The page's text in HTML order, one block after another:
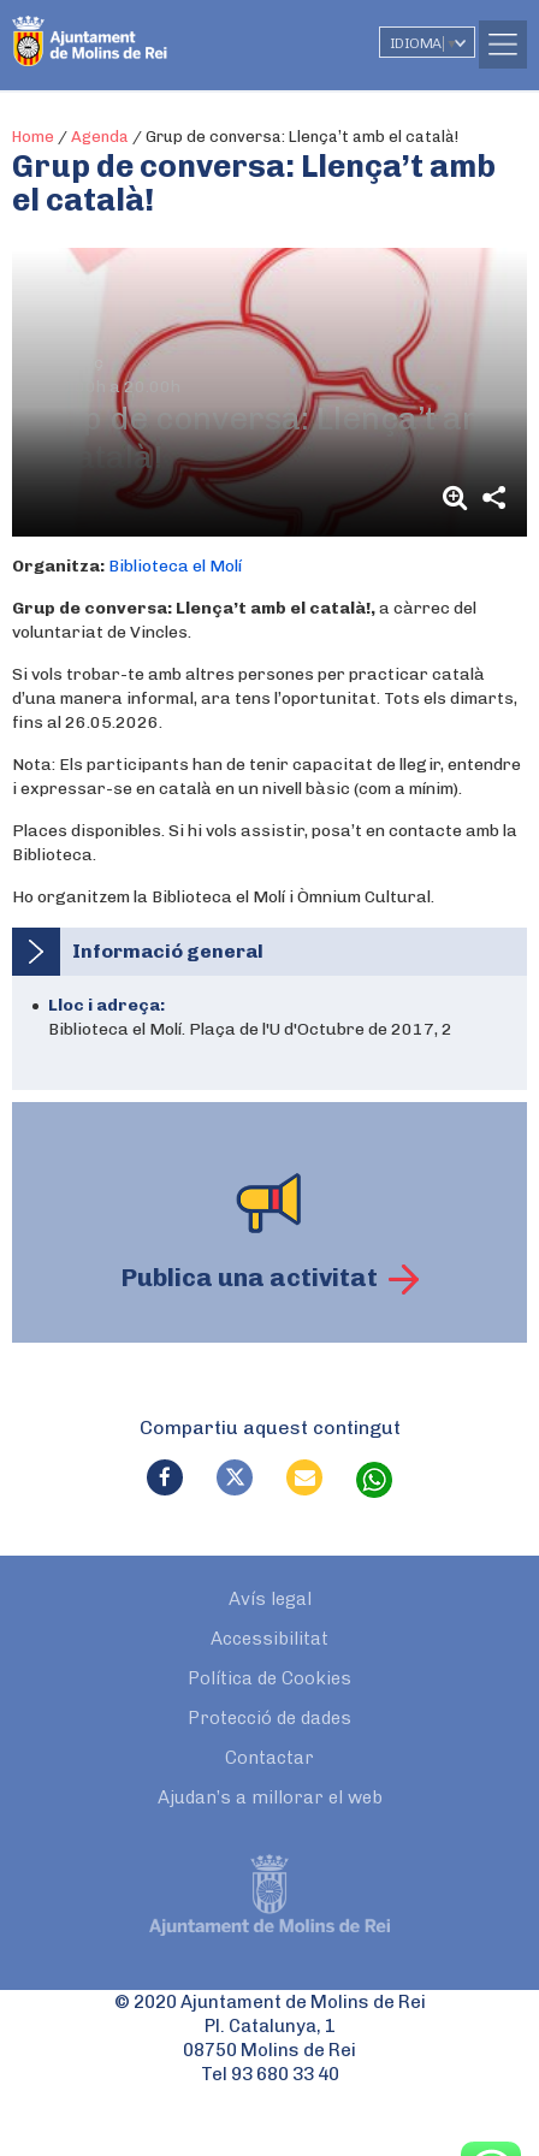
IDIOMA ▼
Home / Agenda / Grup de conversa: Llença’t amb el català!
Grup de conversa: Llença’t amb
el català!
De 19.00h a 20.00h
Grup de conversa: Llença’t amb
el català!
Organitza: Biblioteca el Molí
Grup de conversa: Llença’t amb el català!,a càrrec del
voluntariat de Vincles.
Si vols trobar-te amb altres persones per practicar català
d’una manera informal, ara tens l’oportunitat. Tots els dimarts,
fins al 26.05.2026.
Nota: Els participants han de tenir capacitat de llegir, entendre
i expressar-se en català en un nivell bàsic (com a mínim).
Places disponibles. Si hi vols assistir, posa’t en contacte amb la
Biblioteca.
Ho organitzem la Biblioteca el Molí i Òmnium Cultural.
Informació general
Lloc i adreça:
Biblioteca el Molí. Plaça de l'U d'Octubre de 2017, 2
Publica una activitat
Compartiu aquest contingut
Avís legal
Accessibilitat
Política de Cookies
Protecció de dades
Contactar
Ajudan’s a millorar el web
© 2020 Ajuntament de Molins de Rei
Pl. Catalunya, 1
08750 Molins de Rei
Tel 93 680 33 40